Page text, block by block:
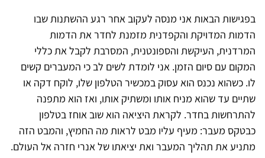
בפגישות הבאות אני מנסה לעקוב אחר רגע ההשתנות שבו
הדמות המדויקת והקפדנית מזמנת לחדר את הדמות
המרדנית, העיקשת והספונטנית, המסרבת לקבל את כללי
המקום עם סיום הזמן. אני לומדת לשים לב כי המעברים קשים
לו. כשהוא נכנס הוא עסוק במכשיר הטלפון שלו, לוקח דקה או
שתיים עד שהוא מניח אותו ומשתיק אותו, ואז הוא מתפנה
להתרחשות בחדר. לקראת היציאה הוא שוב אוחז בטלפון
כבטקס מעבר: מעיף עליו מבט לראות מה החמיץ, והמבט הזה
מתניע את תהליך המעבר ואת יציאתו של אנרי חזרה אל העולם.